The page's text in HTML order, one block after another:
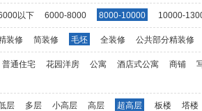
以下 6000-8000 8000-10000 10000-
装修 简装修 毛坯 全装修 公共部分精装修
普通住宅 花园洋房 公寓 酒店式公寓 商铺
层 多层 小高层 高层 超高层 板楼 塔楼